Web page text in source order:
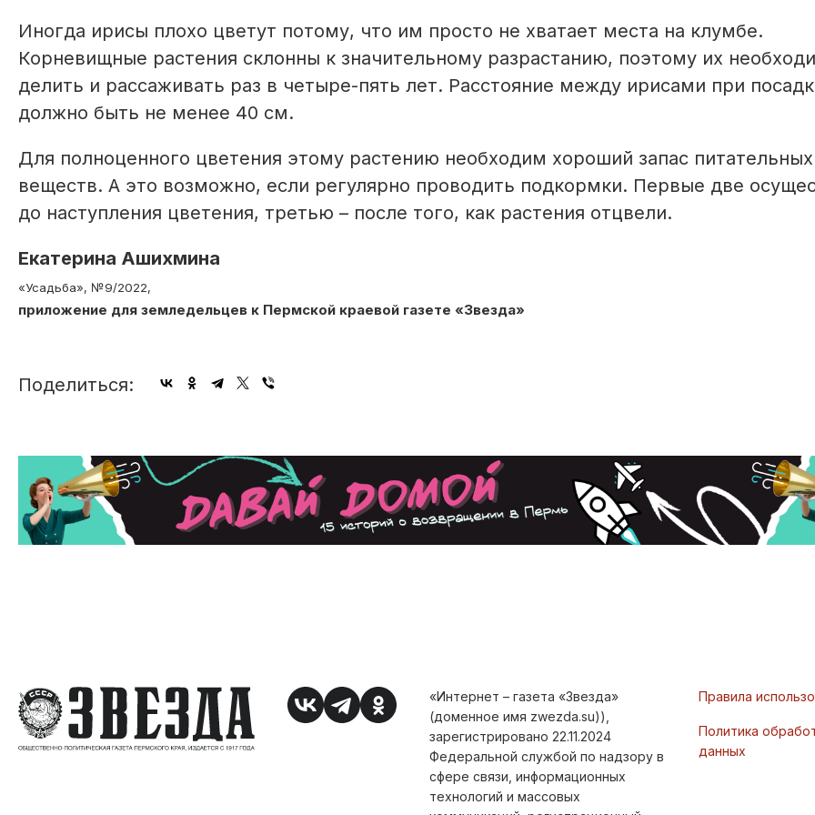
Иногда ирисы плохо цветут потому, что им просто не хватает места на клумбе.
Корневищные растения склонны к значительному разрастанию, поэтому их
делить и рассаживать раз в четыре-пять лет. Расстояние между ирисами при
должно быть не менее 40 см.
Для полноценного цветения этому растению необходим хороший запас питательных
веществ. А это возможно, если регулярно проводить подкормки. Первые две
до наступления цветения, третью – после того, как растения отцвели.
Екатерина Ашихмина
«Усадьба», №9/2022,
приложение для земледельцев к Пермской краевой газете «Звезда»
Поделиться:
«Интернет – газета «Звезда»
(доменное имя zwezda.su)),
зарегистрировано 22.11.2024
Федеральной службой по надзору в
сфере связи, информационных
технологий и массовых
Правила
Политика
данных